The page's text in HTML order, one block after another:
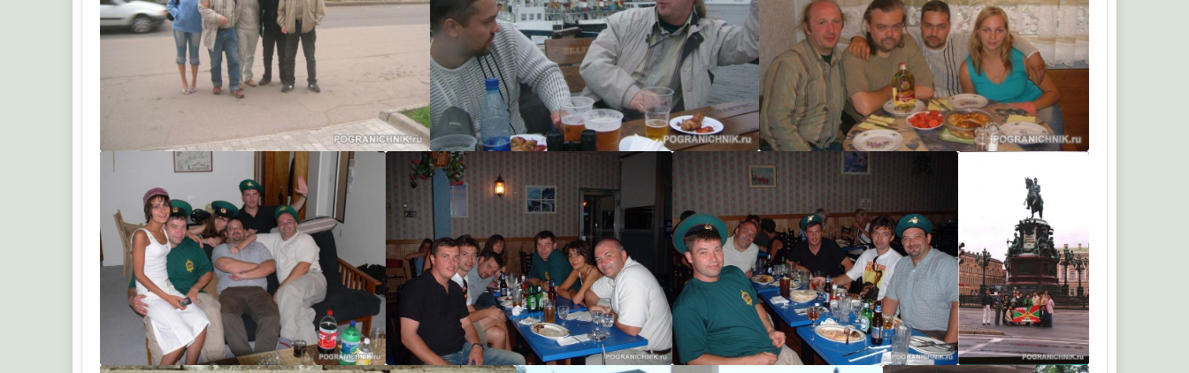
комтех комтех
Detroit Detroit Detroit
комтех